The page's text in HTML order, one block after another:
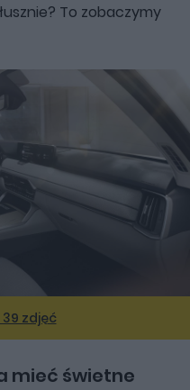
To zobaczymy
zdjęć
mieć świetne